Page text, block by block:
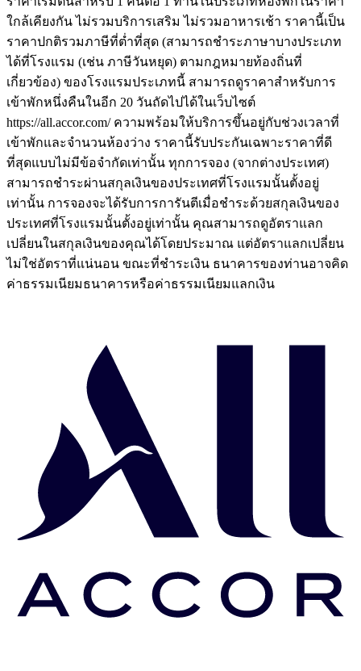
ใกล้เคียงกัน ไม่รวมบริการเสริม ไม่รวมอาหารเช้า ราคานี้เป็น
ราคาปกติรวมภาษีที่ต่ำที่สุด (สามารถชำระภาษาบางประเภท
ได้ที่โรงแรม (เช่น ภาษีวันหยุด) ตามกฎหมายท้องถิ่นที่
เกี่ยวข้อง) ของโรงแรมประเภทนี้ สามารถดูราคาสำหรับการ
เข้าพักหนึ่งคืนในอีก 20 วันถัดไปได้ในเว็บไซต์
https://all.accor.com/ ความพร้อมให้บริการขึ้นอยู่กับช่วงเวลาที่
เข้าพักและจำนวนห้องว่าง ราคานี้รับประกันเฉพาะราคาที่ดี
ที่สุดแบบไม่มีข้อจำกัดเท่านั้น ทุกการจอง (จากต่างประเทศ)
สามารถชำระผ่านสกุลเงินของประเทศที่โรงแรมนั้นตั้งอยู่
เท่านั้น การจองจะได้รับการการันตีเมื่อชำระด้วยสกุลเงินของ
ประเทศที่โรงแรมนั้นตั้งอยู่เท่านั้น คุณสามารถดูอัตราแลก
เปลี่ยนในสกุลเงินของคุณได้โดยประมาณ แต่อัตราแลกเปลี่ยน
ไม่ใช่อัตราที่แน่นอน ขณะที่ชำระเงิน ธนาคารของท่านอาจคิด
ค่าธรรมเนียมธนาคารหรือค่าธรรมเนียมแลกเงิน